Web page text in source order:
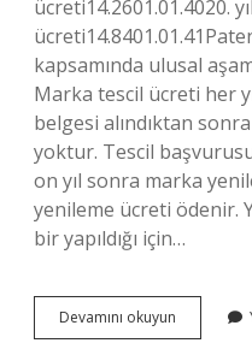
ücreti14.2601.01.4020.
kapsamında ulusal
Marka tescil ücreti her
belgesi alındıktan
yoktur. Tescil
on yıl sonra marka
yenileme ücreti ödenir.
bir yapıldığı için…
Devamını okuyun
Yıllık